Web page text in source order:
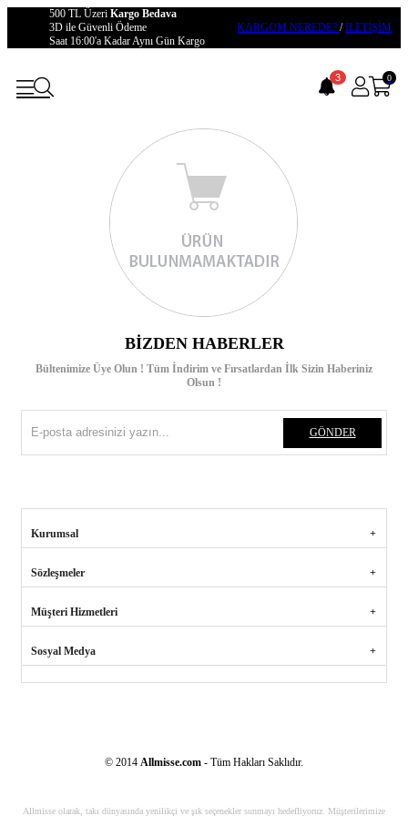
500 TL Üzeri Kargo Bedava
3D ile Güvenli Ödeme
Saat 16:00'a Kadar Aynı Gün Kargo
KARGOM NEREDE? /İLETİŞİM
3 0
BIZDEN HABERLER
Bültenimize Üye Olun ! Tüm İndirim ve Fırsatlardan İlk Sizin Haberiniz
Olsun !
GÖNDER
Kurumsal
Sözleşmeler
Müşteri Hizmetleri
Sosyal Medya
© 2014 Allmisse.com - Tüm Hakları Saklıdır.
Allmisse olarak, takı dünyasında yenilikçi ve şık seçenekler sunmayı hedefliyoruz. Müşterilerimize